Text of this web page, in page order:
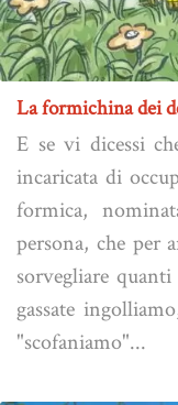
La formichina dei
E se vi dicessi
incaricata di
formica,
persona, che per
sorvegliare
gassate
"scofaniamo"...